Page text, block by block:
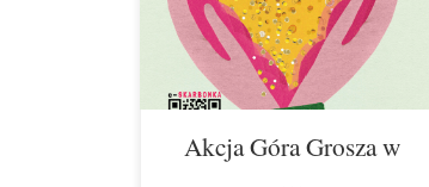
Elektronicznych im. Jana Pawła II w
Inowrocławiu uczestniczyła w XXIII
edycji akcji […]
Akcja Góra Grosza w